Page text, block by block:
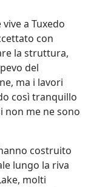
a Tuxedo
con
la struttura,
del
ma i lavori
così tranquillo
non me ne sono
costruito
lungo la riva
molti